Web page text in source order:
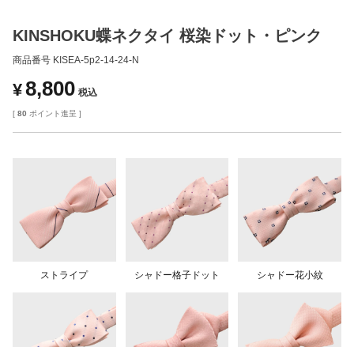
KINSHOKU蝶ネクタイ 桜染ドット・ピンク
商品番号 KISEA-5p2-14-24-N
¥8,800 税込
[ 80 ポイント進呈 ]
ストライプ シャドー格子ドット シャドー花小紋